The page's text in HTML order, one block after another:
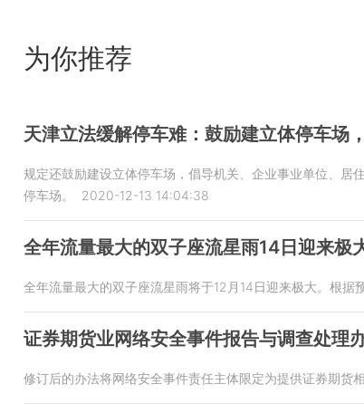
为你推荐
天津立法缓解停车难：鼓励建立体停车场
规定还鼓励建设立体停车场，倡导机关、企业事业单位、居
停车场。
2020-12-13 14:04:38
全年流量最大的双子座流星雨14日迎来极
全年流量最大的双子座流星雨将于12月14日迎来极大。根据
证券期货业网络安全事件报告与调查处理
修订后的办法将网络安全事件责任主体限定为提供证券期货